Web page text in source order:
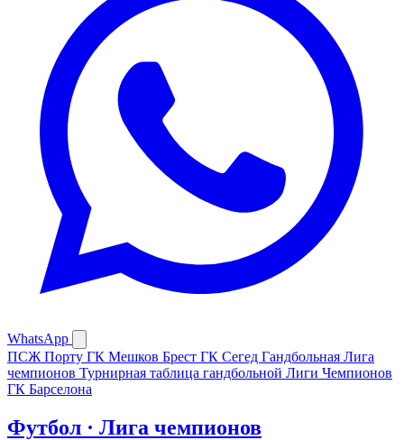
WhatsApp
ПСЖ Порту ГК Мешков Брест ГК Сегед Гандбольная Лига
чемпионов Турнирная таблица гандбольной Лиги Чемпионов
ГК Барселона
Футбол · Лига чемпионов